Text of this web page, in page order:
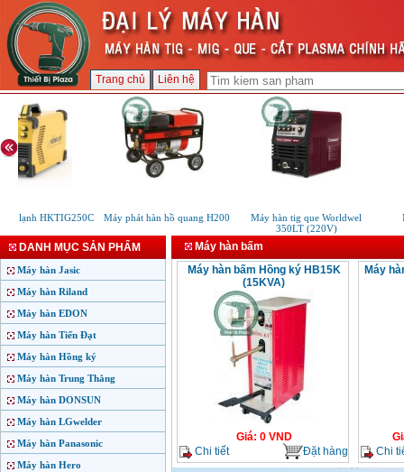
Trang chủ Liên hệ
lạnh HKTIG250C Máy phát hàn hồ quang H200
Máy hàn tig que Worldwel
350LT (220V)
DANH MỤC SẢN PHẨM
Máy hàn Jasic
Máy hàn Riland
Máy hàn EDON
Máy hàn Tiến Đạt
Máy hàn Hồng ký
Máy hàn Trung Thắng
Máy hàn DONSUN
Máy hàn LGwelder
Máy hàn Panasonic
Máy hàn Hero
Máy hàn bấm
Máy hàn bấm Hồng ký HB15K
(15KVA)
Giá: 0VND
Chi tiết
Đặt hàng
Máy
Chi